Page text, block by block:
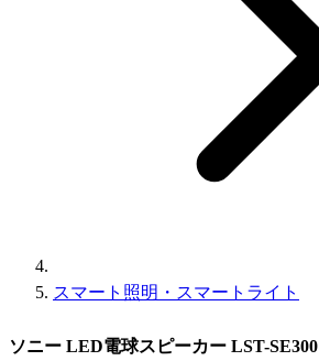
スマート照明・スマートライト
ソニー LED電球スピーカー LST-SE300